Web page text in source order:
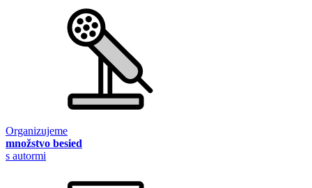
Organizujeme
množstvo besied
s autormi